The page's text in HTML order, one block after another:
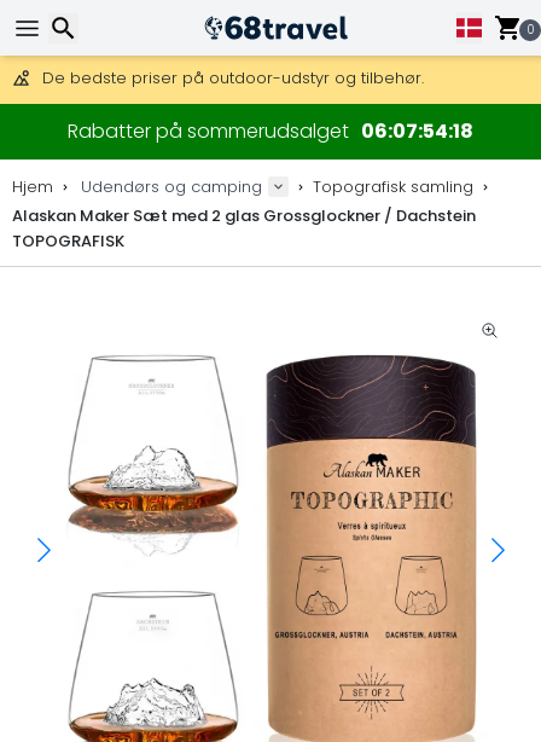
0
Få fri fragt på ordrer over 1 500 kr.
DHL Express fra dag til dag er også tilgængelig.
30 dages returret, 90 dage for trækort og dekorationer.
De bedste priser på outdoor-udstyr og tilbehør.
Rabatter på sommerudsalget 06 07 54 16
Hjem Udendørs og camping
Topografisk samling
Alaskan Maker Sæt med 2 glas Grossglockner / Dachstein
TOPOGRAFISK
Søg efter
Søg efter